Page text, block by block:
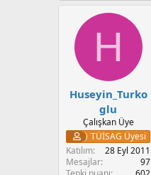
H
Huseyin_Turko
glu
Çalışkan Üye
TÜİSAG Üyesi
Katılım
28 Eyl 2011
Mesajlar
97